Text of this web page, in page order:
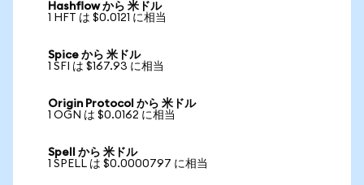
Hashflow から 米ドル
1 HFT は $0.0121 に相当
Spice から 米ドル
1 SFI は $167.93 に相当
Origin Protocol から 米ドル
1 OGN は $0.0162 に相当
Spell から 米ドル
1 SPELL は $0.0000797 に相当